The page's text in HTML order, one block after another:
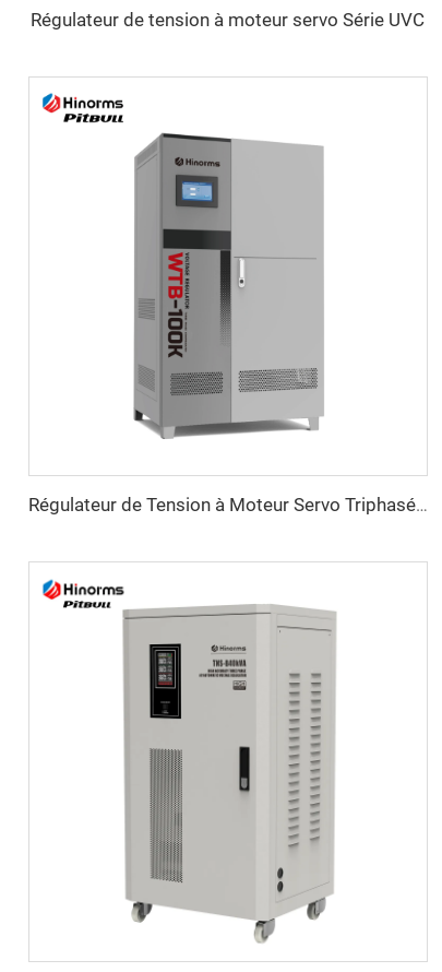
Régulateur de tension à moteur servo Série UVC
Régulateur de Tension à Moteur Servo Triphasé Série WTB